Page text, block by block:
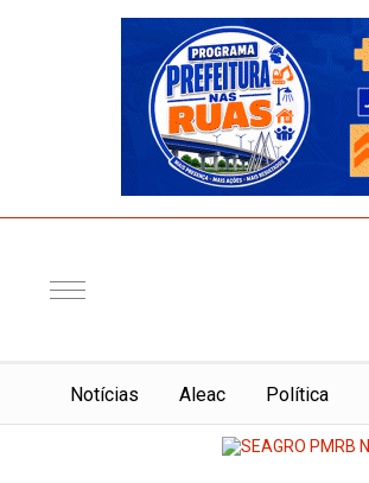
Notí­cias Aleac Política